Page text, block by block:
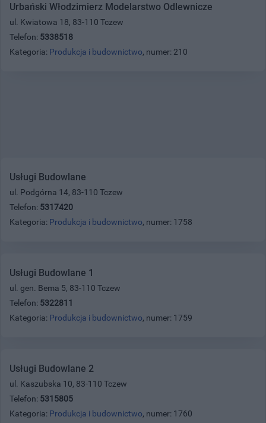
Urbański Włodzimierz Modelarstwo Odlewnicze
ul. Kwiatowa 18, 83-110 Tczew
Telefon: 5338518
Kategoria: Produkcja i budownictwo, numer: 210
Usługi Budowlane
ul. Podgórna 14, 83-110 Tczew
Telefon: 5317420
Kategoria: Produkcja i budownictwo, numer: 1758
Usługi Budowlane 1
ul. gen. Bema 5, 83-110 Tczew
Telefon: 5322811
Kategoria: Produkcja i budownictwo, numer: 1759
Usługi Budowlane 2
ul. Kaszubska 10, 83-110 Tczew
Telefon: 5315805
Kategoria: Produkcja i budownictwo, numer: 1760